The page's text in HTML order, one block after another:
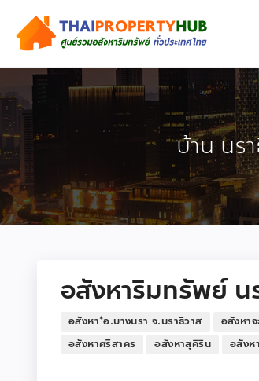
บ้าน นร
อสังหาริมทรัพย์ น
อสังหา*อ.บางนรา จ.นราธิวาส อสังหาจ
อสังหาศรีสาคร
อสังหาสุคิริน อสังห